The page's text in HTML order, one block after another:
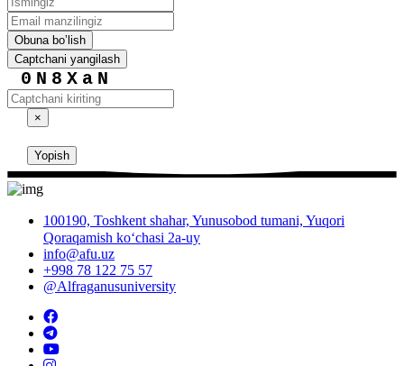
Obuna boʼlish
Captchani yangilash
0N8XaN
×
Yopish
100190, Toshkent shahar, Yunusobod tumani, Yuqori
Qoraqamish ko‘chasi 2a-uy
info@afu.uz
+998 78 122 75 57
@Alfraganusuniversity